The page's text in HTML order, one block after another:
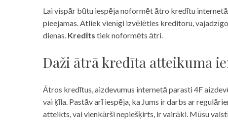
Lai vispār būtu iespēja noformēt ātro kredītu
pieejamas. Atliek vienīgi izvēlēties kreditoru,
dienas. Kredīts tiek noformēts ātri.
Daži ātrā kredīta atteikuma
Ātros kredītus, aizdevumus internetā parasti 4F
vai ķīla. Pastāv arī iespēja, ka Jums ir darbs ar
atteikts, vai vienkārši nepiešķirts, ir vairāki. Mūsu